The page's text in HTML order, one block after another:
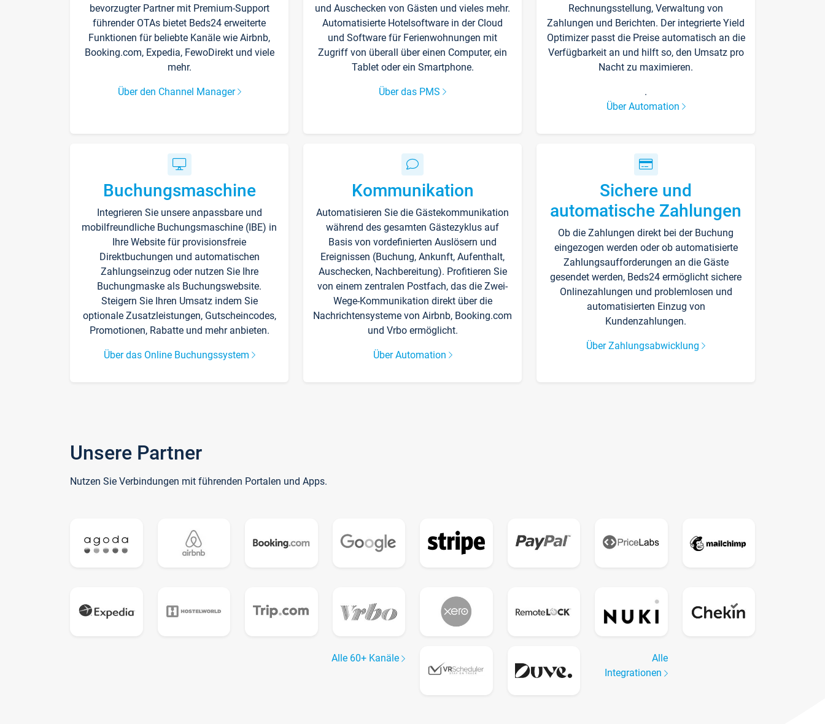
bevorzugter Partner mit Premium-Support
führender OTAs bietet Beds24 erweiterte
Funktionen für beliebte Kanäle wie Airbnb,
Booking.com, Expedia, FewoDirekt und viele
mehr.
Über den Channel Manager
und Auschecken von Gästen und vieles mehr.
Automatisierte Hotelsoftware in der Cloud
und Software für Ferienwohnungen mit
Zugriff von überall über einen Computer, ein
Tablet oder ein Smartphone.
Über das PMS
Rechnungsstellung, Verwaltung von
Zahlungen und Berichten. Der integrierte Yield
Optimizer passt die Preise automatisch an die
Verfügbarkeit an und hilft so, den Umsatz pro
Nacht zu maximieren.
.
Über Automation
Buchungsmaschine
Integrieren Sie unsere anpassbare und
mobilfreundliche Buchungsmaschine (IBE) in
Ihre Website für provisionsfreie
Direktbuchungen und automatischen
Zahlungseinzug oder nutzen Sie Ihre
Buchungmaske als Buchungswebsite.
Steigern Sie Ihren Umsatz indem Sie
optionale Zusatzleistungen, Gutscheincodes,
Promotionen, Rabatte und mehr anbieten.
Über das Online Buchungssystem
Kommunikation
Automatisieren Sie die Gästekommunikation
während des gesamten Gästezyklus auf
Basis von vordefinierten Auslösern und
Ereignissen (Buchung, Ankunft, Aufenthalt,
Auschecken, Nachbereitung). Profitieren Sie
von einem zentralen Postfach, das die Zwei-
Wege-Kommunikation direkt über die
Nachrichtensysteme von Airbnb, Booking.com
und Vrbo ermöglicht.
Über Automation
Sichere und
automatische Zahlungen
Ob die Zahlungen direkt bei der Buchung
eingezogen werden oder ob automatisierte
Zahlungsaufforderungen an die Gäste
gesendet werden, Beds24 ermöglicht sichere
Onlinezahlungen und problemlosen und
automatisierten Einzug von
Kundenzahlungen.
Über Zahlungsabwicklung
Unsere Partner
Nutzen Sie Verbindungen mit führenden Portalen und Apps.
Alle 60+ Kanäle
Alle
Integrationen